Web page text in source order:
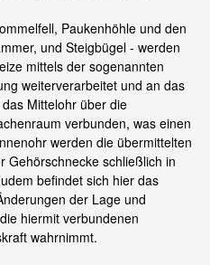
Paukenhöhle und den
und Steigbügel - werden
mittels der sogenannten
weiterverarbeitet und an das
Mittelohr über die
verbunden, was einen
werden die übermittelten
Gehörschnecke schließlich in
befindet sich hier das
der Lage und
hiermit verbundenen
wahrnimmt.